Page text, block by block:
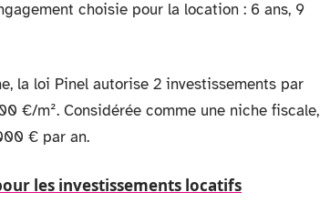
choisie pour la location : 6 ans, 9
la loi Pinel autorise 2 investissements par
€/m². Considérée comme une niche fiscale,
€ par an.
les investissements locatifs